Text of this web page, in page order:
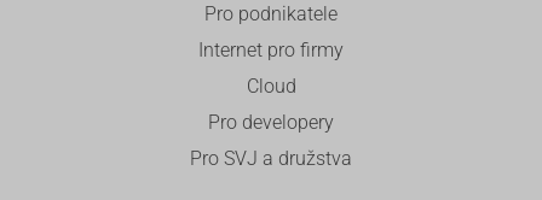
Pro podnikatele
Internet pro firmy
Cloud
Pro developery
Pro SVJ a družstva